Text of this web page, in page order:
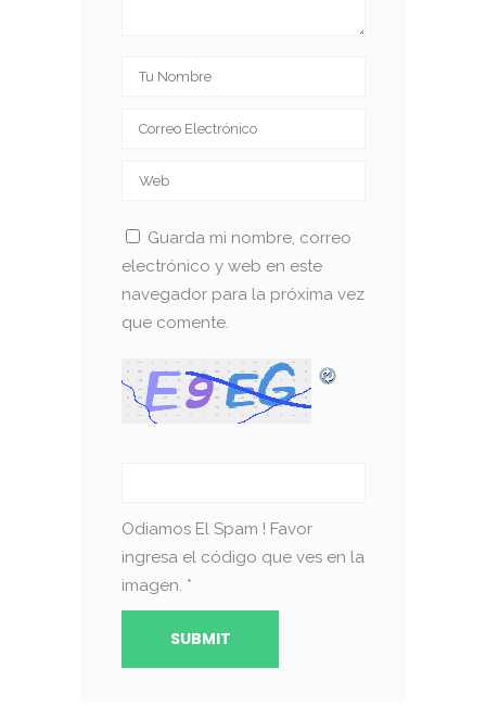
Guarda mi nombre, correo
electrónico y web en este
navegador para la próxima vez
que comente.
Odiamos El Spam ! Favor
ingresa el código que ves en la
imagen. *